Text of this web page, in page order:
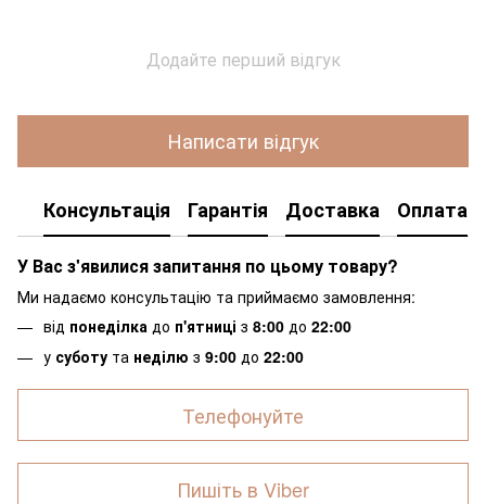
Додайте перший відгук
Написати відгук
Консультація Гарантія Доставка Оплата
У Вас з'явилися запитання по цьому товару?
Ми надаємо консультацію та приймаємо замовлення:
від понеділка до п'ятниці з 8:00 до 22:00
у суботу та неділю з 9:00 до 22:00
Телефонуйте
Пишіть в Viber